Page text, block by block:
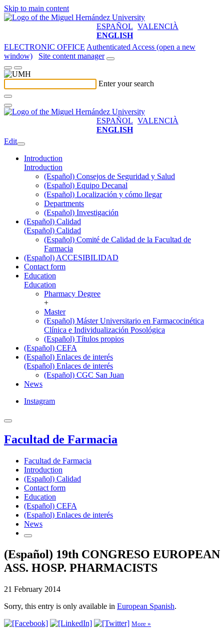
Skip to main content
ESPAÑOL VALENCIÀ
ENGLISH
ELECTRONIC OFFICE Authenticated Access (open a new
window)
Site content manager
Enter your search
ESPAÑOL VALENCIÀ
ENGLISH
Edit
Introduction
Introduction
(Español) Consejos de Seguridad y Salud
(Español) Equipo Decanal
(Español) Localización y cómo llegar
Departments
(Español) Investigación
(Español) Calidad
(Español) Calidad
(Español) Comité de Calidad de la Facultad de
Farmacia
(Español) ACCESIBILIDAD
Contact form
Education
Education
Pharmacy Degree
+
Master
(Español) Máster Universitario en Farmacocinética
Clínica e Individualización Posológica
(Español) Títulos propios
(Español) CEFA
(Español) Enlaces de interés
(Español) Enlaces de interés
(Español) CGC San Juan
News
Instagram
Facultad de Farmacia
Facultad de Farmacia
Introduction
(Español) Calidad
Contact form
Education
(Español) CEFA
(Español) Enlaces de interés
News
(Español) 19th CONGRESO EUROPEAN
ASS. HOSP. PHARMACISTS
21 February 2014
Sorry, this entry is only available in European Spanish.
More »